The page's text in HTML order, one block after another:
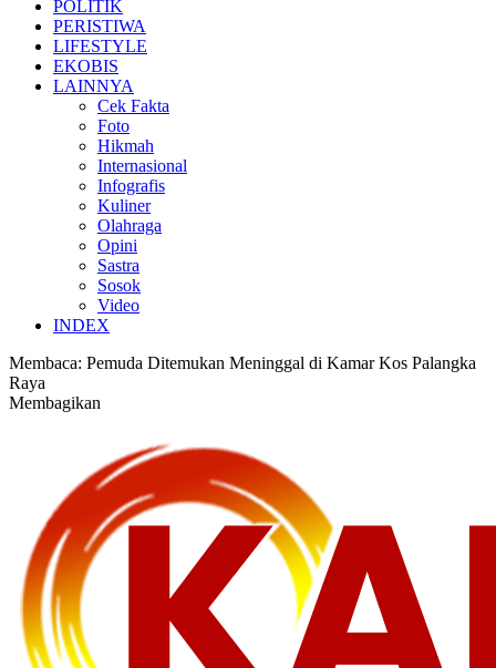
POLITIK
PERISTIWA
LIFESTYLE
EKOBIS
LAINNYA
Cek Fakta
Foto
Hikmah
Internasional
Infografis
Kuliner
Olahraga
Opini
Sastra
Sosok
Video
INDEX
Membaca: Pemuda Ditemukan Meninggal di Kamar Kos Palangka
Raya
Membagikan